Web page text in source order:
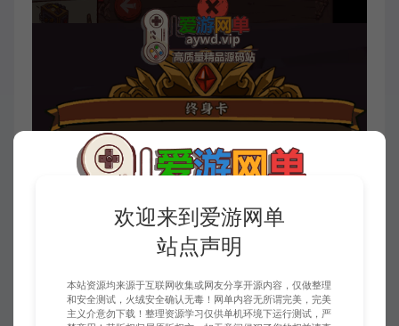
欢迎来到爱游网单
站点声明
本站资源均来源于互联网收集或网友分享开源内容，仅做整理
和安全测试，火绒安全确认无毒！网单内容无所谓完美，完美
主义介意勿下载！整理资源学习仅供单机环境下运行测试，严